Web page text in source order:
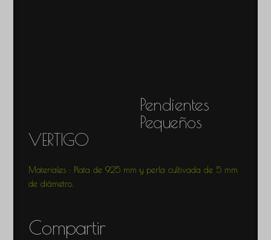
Pendientes
Pequeños
VERTIGO
Materiales : Plata de 925 mm y perla cultivada de 5 mm
de diámetro.
Compartir